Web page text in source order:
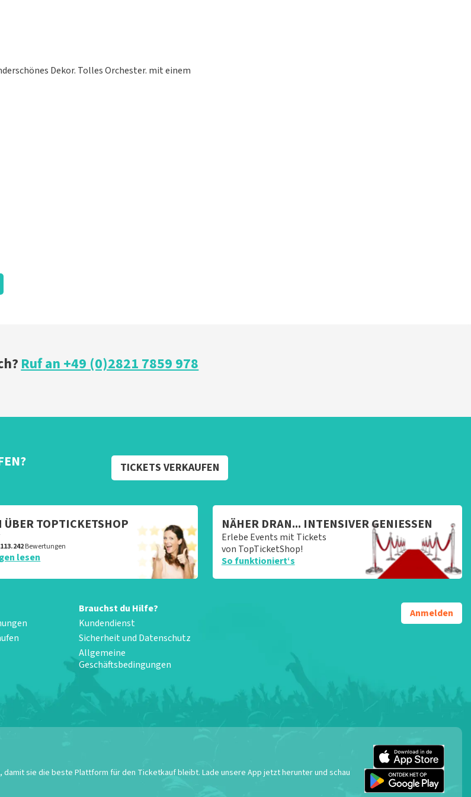
Dekor. Tolles Orchester. mit einem
Sie es dabei
vinden wij erg belangrijk. U helpt
met het maken van een beslissing. Wij
andere naam op het ticket staat. Dit
groeten, Johan Topticketshop
Ruf an +49 (0)2821 7859 978
TICKETS VERKAUFEN
ÜBER TOPTICKETSHOP
113.242Bewertungen
lesen
NÄHER DRAN... INTENSIVER GENIESSEN
Erlebe Events mit Tickets
von TopTicketShop!
So funktioniert‘s
Brauchst du Hilfe?
Kundendienst
Sicherheit und Datenschutz
Allgemeine
Geschäftsbedingungen
Anmelden
sie die beste Plattform für den Ticketkauf bleibt. Lade unsere App jetzt herunter und schau